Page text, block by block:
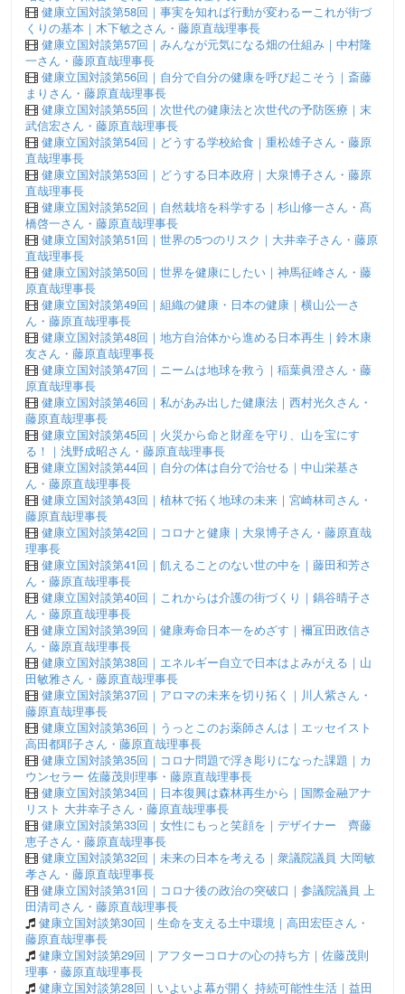
健康立国対談第58回｜事実を知れば行動が変わるーこれが街づ
くりの基本｜木下敏之さん・藤原直哉理事長
健康立国対談第57回｜みんなが元気になる畑の仕組み｜中村隆
一さん・藤原直哉理事長
健康立国対談第56回｜自分で自分の健康を呼び起こそう｜斎藤
まりさん・藤原直哉理事長
健康立国対談第55回｜次世代の健康法と次世代の予防医療｜末
武信宏さん・藤原直哉理事長
健康立国対談第54回｜どうする学校給食｜重松雄子さん・藤原
直哉理事長
健康立国対談第53回｜どうする日本政府｜大泉博子さん・藤原
直哉理事長
健康立国対談第52回｜自然栽培を科学する｜杉山修一さん・髙
橋啓一さん・藤原直哉理事長
健康立国対談第51回｜世界の5つのリスク｜大井幸子さん・藤原
直哉理事長
健康立国対談第50回｜世界を健康にしたい｜神馬征峰さん・藤
原直哉理事長
健康立国対談第49回｜組織の健康・日本の健康｜横山公一さ
ん・藤原直哉理事長
健康立国対談第48回｜地方自治体から進める日本再生｜鈴木康
友さん・藤原直哉理事長
健康立国対談第47回｜ニームは地球を救う｜稲葉眞澄さん・藤
原直哉理事長
健康立国対談第46回｜私があみ出した健康法｜西村光久さん・
藤原直哉理事長
健康立国対談第45回｜火災から命と財産を守り、山を宝にす
る！｜浅野成昭さん・藤原直哉理事長
健康立国対談第44回｜自分の体は自分で治せる｜中山栄基さ
ん・藤原直哉理事長
健康立国対談第43回｜植林で拓く地球の未来｜宮崎林司さん・
藤原直哉理事長
健康立国対談第42回｜コロナと健康｜大泉博子さん・藤原直哉
理事長
健康立国対談第41回｜飢えることのない世の中を｜藤田和芳さ
ん・藤原直哉理事長
健康立国対談第40回｜これからは介護の街づくり｜鍋谷晴子さ
ん・藤原直哉理事長
健康立国対談第39回｜健康寿命日本一をめざす｜襧冝田政信さ
ん・藤原直哉理事長
健康立国対談第38回｜エネルギー自立で日本はよみがえる｜山
田敏雅さん・藤原直哉理事長
健康立国対談第37回｜アロマの未来を切り拓く｜川人紫さん・
藤原直哉理事長
健康立国対談第36回｜うっとこのお薬師さんは｜エッセイスト
高田都耶子さん・藤原直哉理事長
健康立国対談第35回｜コロナ問題で浮き彫りになった課題｜カ
ウンセラー 佐藤茂則理事・藤原直哉理事長
健康立国対談第34回｜日本復興は森林再生から｜国際金融アナ
リスト 大井幸子さん・藤原直哉理事長
健康立国対談第33回｜女性にもっと笑顔を｜デザイナー 齊藤
恵子さん・藤原直哉理事長
健康立国対談第32回｜未来の日本を考える｜衆議院議員 大岡敏
孝さん・藤原直哉理事長
健康立国対談第31回｜コロナ後の政治の突破口｜参議院議員 上
田清司さん・藤原直哉理事長
健康立国対談第30回｜生命を支える土中環境｜高田宏臣さん・
藤原直哉理事長
健康立国対談第29回｜アフターコロナの心の持ち方｜佐藤茂則
理事・藤原直哉理事長
健康立国対談第28回｜いよいよ幕が開く 持続可能性生活｜益田